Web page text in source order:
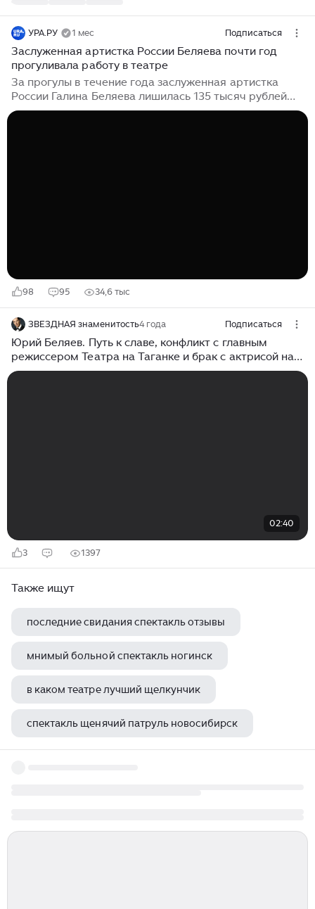
УРА.РУ 1 мес Подписаться
Заслуженная артистка России Беляева почти год
прогуливала работу в театре
За прогулы в течение года заслуженная артистка
России Галина Беляева лишилась 135 тысяч рублей
зарплатных денег. От этом сообщает telegram-канал
98 95 34,6 тыс
ЗВЕЗДНАЯ знаменитость4 года Подписаться
Юрий Беляев. Путь к славе, конфликт с главным
режиссером Театра на Таганке и брак с актрисой на
27 года младше. Как живет?
02:40
3 1397
Также ищут
последние свидания спектакль отзывы
мнимый больной спектакль ногинск
в каком театре лучший щелкунчик
спектакль щенячий патруль новосибирск